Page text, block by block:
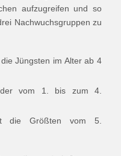
aufzugreifen und so
Nachwuchsgruppen zu
Jüngsten im Alter ab 4
vom 1. bis zum 4.
die Größten vom 5.